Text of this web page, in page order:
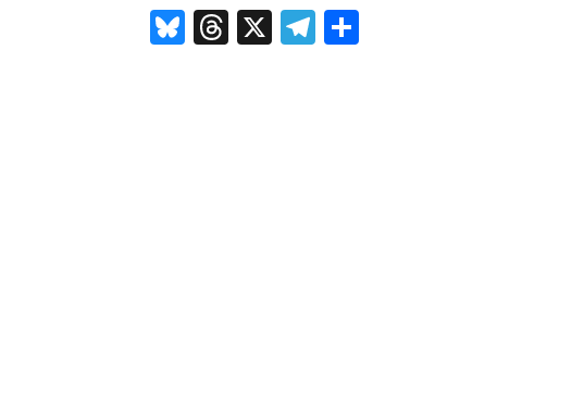
Bluesky
Threads
X Telegram